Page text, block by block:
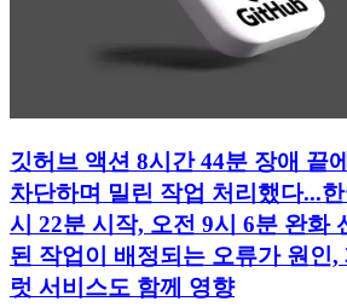
깃허브 액션 8시간 44분 장애 끝
차단하며 밀린 작업 처리했다...
시 22분 시작, 오전 9시 6분 완화
된 작업이 배정되는 오류가 원인,
럿 서비스도 함께 영향